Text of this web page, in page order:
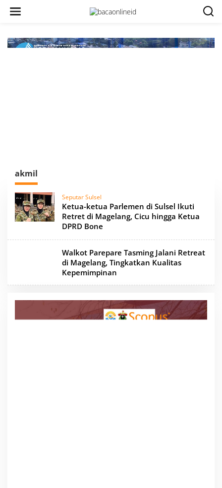
akmil
Seputar Sulsel
Ketua-ketua Parlemen di Sulsel Ikuti
Retret di Magelang, Cicu hingga Ketua
DPRD Bone
Walkot Parepare Tasming Jalani Retreat
di Magelang, Tingkatkan Kualitas
Kepemimpinan